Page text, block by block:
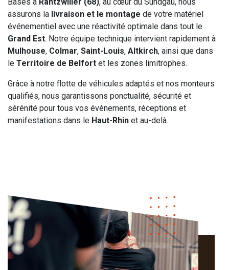
assurons la livraison et le montage de votre matériel
événementiel avec une réactivité optimale dans tout le
Grand Est. Notre équipe technique intervient rapidement à
Mulhouse, Colmar, Saint-Louis, Altkirch, ainsi que dans
le Territoire de Belfort et les zones limitrophes.
Grâce à notre flotte de véhicules adaptés et nos monteurs
qualifiés, nous garantissons ponctualité, sécurité et
sérénité pour tous vos événements, réceptions et
manifestations dans le Haut-Rhin et au-delà.